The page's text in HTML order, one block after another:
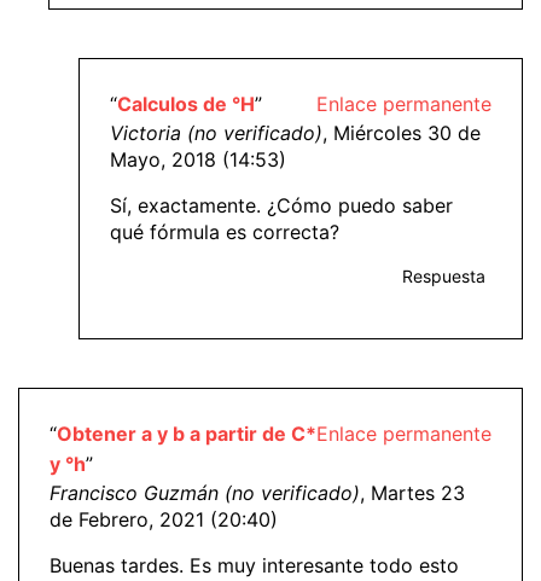
Enlace permanente
“Calculos de °H”
Victoria (no verificado), Miércoles 30 de
Mayo, 2018 (14:53)
Sí, exactamente. ¿Cómo puedo saber
qué fórmula es correcta?
Respuesta
Enlace permanente
“Obtener a y b a partir de C*
y °h”
Francisco Guzmán (no verificado), Martes 23
de Febrero, 2021 (20:40)
Buenas tardes. Es muy interesante todo esto